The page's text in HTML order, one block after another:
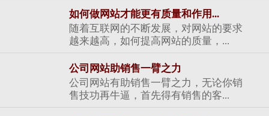
如何做网站才能更有质量和作用...
随着互联网的不断发展，对网站的要求
越来越高，如何提高网站的质量，...
公司网站助销售一臂之力
公司网站有助销售一臂之力，无论你销
售技功再牛逼，首先得有销售的客...